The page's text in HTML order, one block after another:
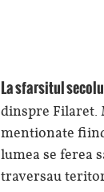
La sfarsitul
dinspre Filaret.
mentionate
lumea se ferea
traversau